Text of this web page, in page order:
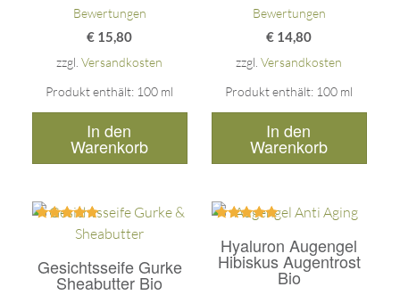
Bewertungen
€ 15,80
zzgl.Versandkosten
Produkt enthält: 100 ml
In den
Warenkorb
Bewertungen
€ 14,80
zzgl.Versandkosten
Produkt enthält: 100 ml
In den
Warenkorb
Gesichtsseife Gurke
Sheabutter Bio
Bewertet
mit
von 5
Hyaluron Augengel
Hibiskus Augentrost
Bio
mit
5.00
von 5